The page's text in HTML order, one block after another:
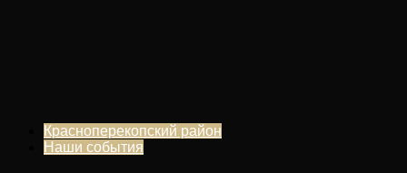
Красноперекопский район
Наши события